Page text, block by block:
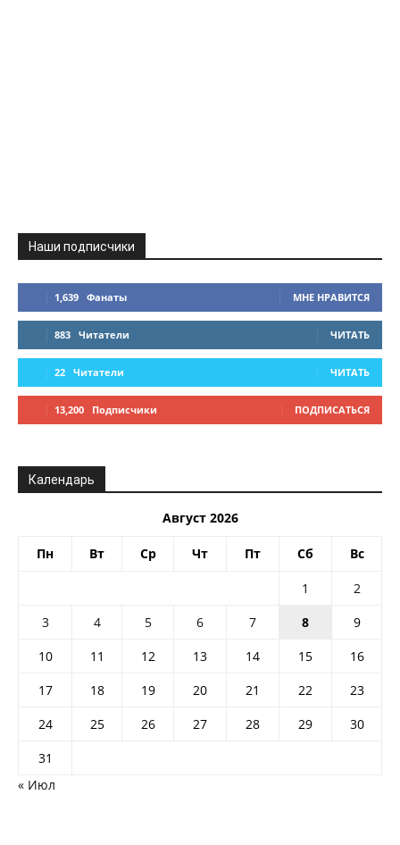
Наши подписчики
1,639 Фанаты МНЕ НРАВИТСЯ
883 Читатели ЧИТАТЬ
22 Читатели ЧИТАТЬ
13,200 Подписчики ПОДПИСАТЬСЯ
Календарь
Август 2026
Пн Вт Ср Чт Пт Сб Вс
1
2
3
4 5 6 7 8
9
10
11 12 13 14 15
16
17
18 19 20 21 22
23
24
25 26 27 28 29
30
31
« Июл